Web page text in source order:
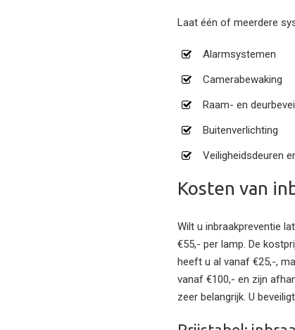
Laat één of meerdere
Alarmsystemen
Camerabewaking
Raam- en
Buitenverlichting
Veiligheidsdeuren
Kosten van
Wilt u inbraakpreventie
€55,- per lamp. De
heeft u al vanaf €25,-,
vanaf €100,- en zijn
zeer belangrijk. U